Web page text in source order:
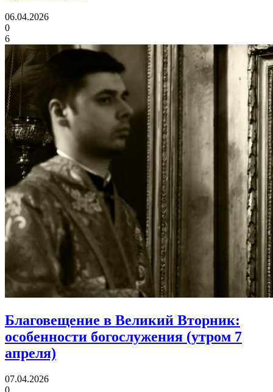
06.04.2026
0
6
Благовещение в Великий Вторник:
особенности богослужения (утром 7
апреля)
07.04.2026
0